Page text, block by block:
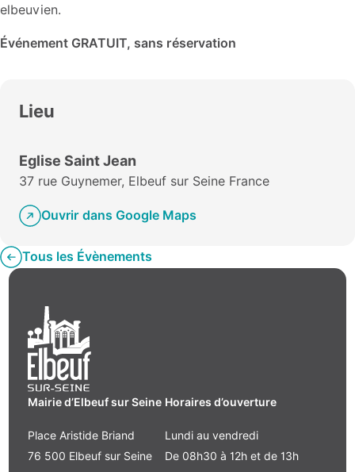
elbeuvien.
Événement GRATUIT, sans réservation
Lieu
Eglise Saint Jean
37 rue Guynemer, Elbeuf sur Seine France
Ouvrir dans Google Maps
Tous les Évènements
Mairie d’Elbeuf sur Seine
Place Aristide Briand
76 500 Elbeuf sur Seine
Horaires d’ouverture
Lundi au vendredi
De 08h30 à 12h et de 13h